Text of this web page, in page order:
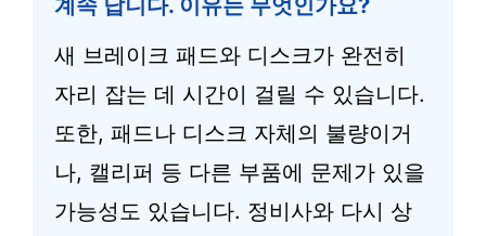
계속 납니다. 이유는 무엇인가요?
새 브레이크 패드와 디스크가 완전히
자리 잡는 데 시간이 걸릴 수 있습니다.
또한, 패드나 디스크 자체의 불량이거
나, 캘리퍼 등 다른 부품에 문제가 있을
가능성도 있습니다. 정비사와 다시 상